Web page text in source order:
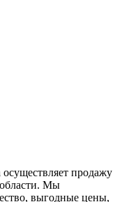
продажу
Мы
выгодные цены,